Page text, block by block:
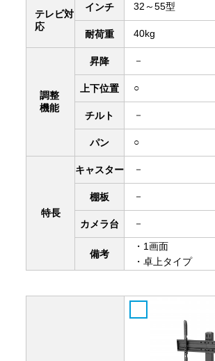
テレビ対
応
インチ 32～55型
耐荷重 40kg
調整
機能
昇降 －
上下位置 ○
チルト －
パン ○
特長
キャスター －
棚板 －
カメラ台 －
備考
・1画面
・卓上タイプ